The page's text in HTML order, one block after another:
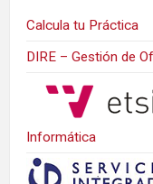
Calcula tu Práctica
DIRE – Gestión de
Informática